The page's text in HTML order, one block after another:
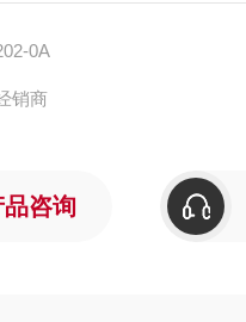
0A
销商
品咨询